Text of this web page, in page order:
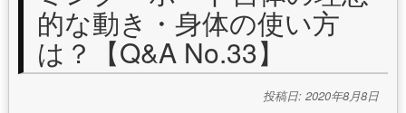
的な動き・身体の使い方
は？【Q&A No.33】
投稿日: 2020年8月8日